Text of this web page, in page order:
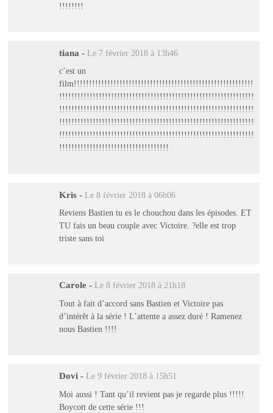
!!!!!!!!
tiana - Le 7 février 2018 à 13h46
c’est un
film!!!!!!!!!!!!!!!!!!!!!!!!!!!!!!!!!!!!!!!!!!!!!!!!!!!!!!!!!!!
!!!!!!!!!!!!!!!!!!!!!!!!!!!!!!!!!!!!!!!!!!!!!!!!!!!!!!!!!!!!!!!!
!!!!!!!!!!!!!!!!!!!!!!!!!!!!!!!!!!!!!!!!!!!!!!!!!!!!!!!!!!!!!!!!
!!!!!!!!!!!!!!!!!!!!!!!!!!!!!!!!!!!!!!!!!!!!!!!!!!!!!!!!!!!!!!!!
!!!!!!!!!!!!!!!!!!!!!!!!!!!!!!!!!!!!!!!!!!!!!!!!!!!!!!!!!!!!!!!!
!!!!!!!!!!!!!!!!!!!!!!!!!!!!!!!!!!!!
Kris - Le 8 février 2018 à 06h06
Reviens Bastien tu es le chouchou dans les épisodes. ET
TU fais un beau couple avec Victoire. ?elle est trop
triste sans toi
Carole - Le 8 février 2018 à 21h18
Tout à fait d’accord sans Bastien et Victoire pas
d’intérêt à la série ! L’attente a assez duré ! Ramenez
nous Bastien !!!!
Dovi - Le 9 février 2018 à 15h51
Moi aussi ! Tant qu’il revient pas je regarde plus !!!!!
Boycott de cette série !!!